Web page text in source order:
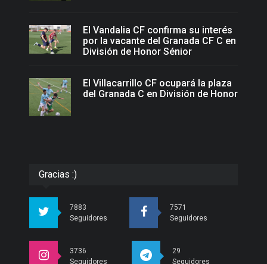
El Vandalia CF confirma su interés
por la vacante del Granada CF C en
División de Honor Sénior
El Villacarrillo CF ocupará la plaza
del Granada C en División de Honor
Gracias :)
7883
Seguidores
7571
Seguidores
3736
Seguidores
29
Seguidores